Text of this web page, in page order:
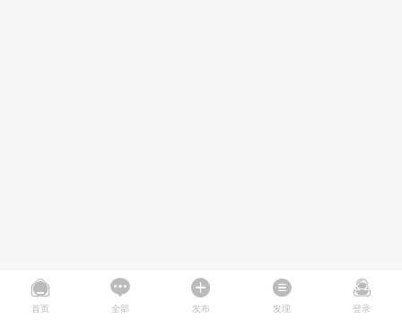
首页 全部 发布 发现 登录